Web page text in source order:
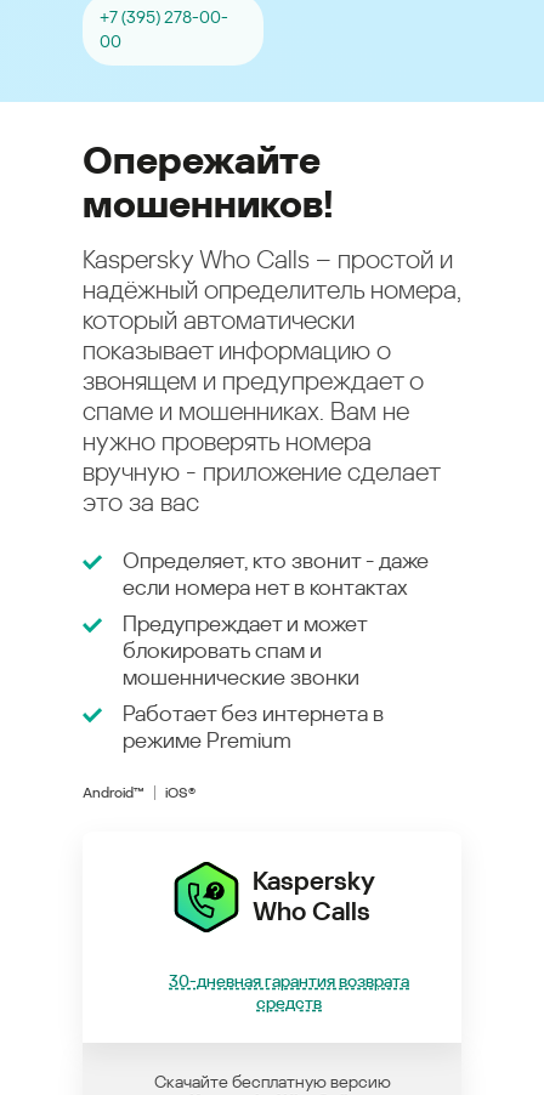
+7 (395) 278-00-
00
Опережайте
мошенников!
Kaspersky Who Calls – простой и
надёжный определитель номера,
который автоматически
показывает информацию о
звонящем и предупреждает о
спаме и мошенниках. Вам не
нужно проверять номера
вручную - приложение сделает
это за вас
Определяет, кто звонит - даже
если номера нет в контактах
Предупреждает и может
блокировать спам и
мошеннические звонки
Работает без интернета в
режиме Premium
Android™ iOS®
Kaspersky
Who Calls
30-дневная гарантия возврата
средств
Скачайте бесплатную версию